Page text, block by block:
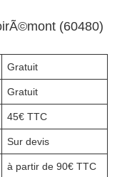
(60480)
Gratuit
Gratuit
45€ TTC
Sur devis
à partir de 90€ TTC